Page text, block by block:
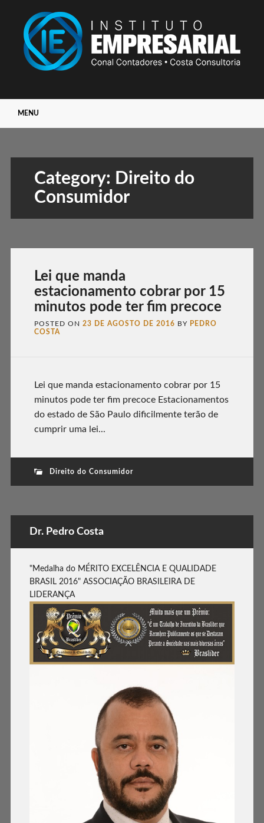
Main menu
MENU
Category: Direito do
Consumidor
Lei que manda
estacionamento cobrar por 15
minutos pode ter fim precoce
POSTED ON 23 DE AGOSTO DE 2016 BY PEDRO
COSTA
Lei que manda estacionamento cobrar por 15
minutos pode ter fim precoce Estacionamentos
do estado de São Paulo dificilmente terão de
cumprir uma lei...
Direito do Consumidor
Dr. Pedro Costa
"Medalha do MÉRITO EXCELÊNCIA E QUALIDADE
BRASIL 2016" ASSOCIAÇÃO BRASILEIRA DE
LIDERANÇA